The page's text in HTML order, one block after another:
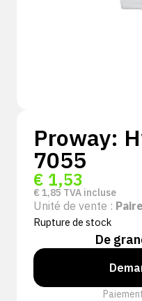
Proway:
7055
€ 1,53
€ 1,85 TVA incluse
Unité de vente : Paire
Rupture de stock
De